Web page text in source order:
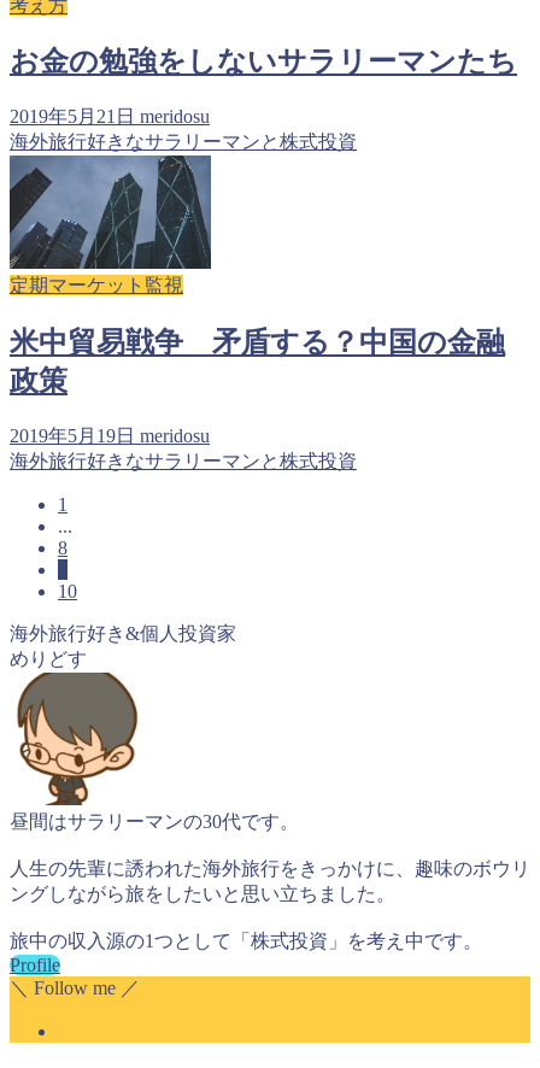
考え方
お金の勉強をしないサラリーマンたち
2019年5月21日 meridosu
海外旅行好きなサラリーマンと株式投資
定期マーケット監視
米中貿易戦争 矛盾する？中国の金融
政策
2019年5月19日 meridosu
海外旅行好きなサラリーマンと株式投資
1
...
8
10
海外旅行好き&個人投資家
めりどす
昼間はサラリーマンの30代です。
人生の先輩に誘われた海外旅行をきっかけに、趣味のボウリ
ングしながら旅をしたいと思い立ちました。
旅中の収入源の1つとして「株式投資」を考え中です。
Profile
＼ Follow me ／